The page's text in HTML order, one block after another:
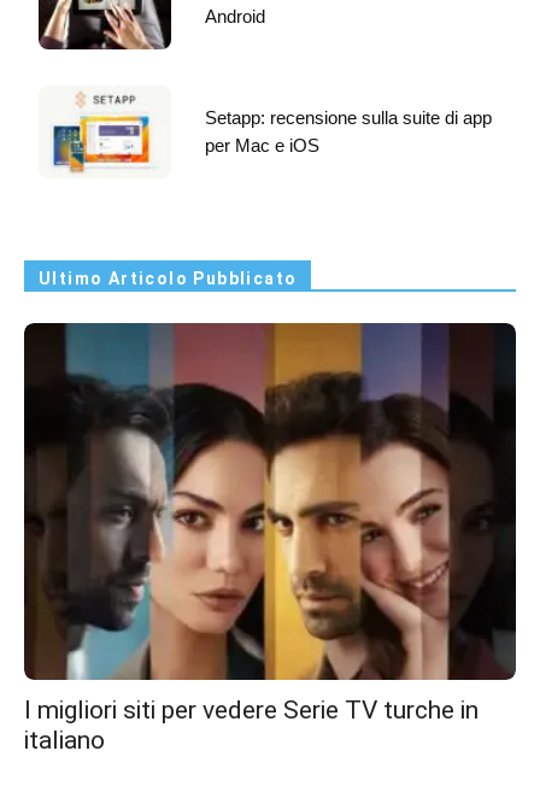
Android
Setapp: recensione sulla suite di app
per Mac e iOS
Ultimo Articolo Pubblicato
I migliori siti per vedere Serie TV turche in
italiano